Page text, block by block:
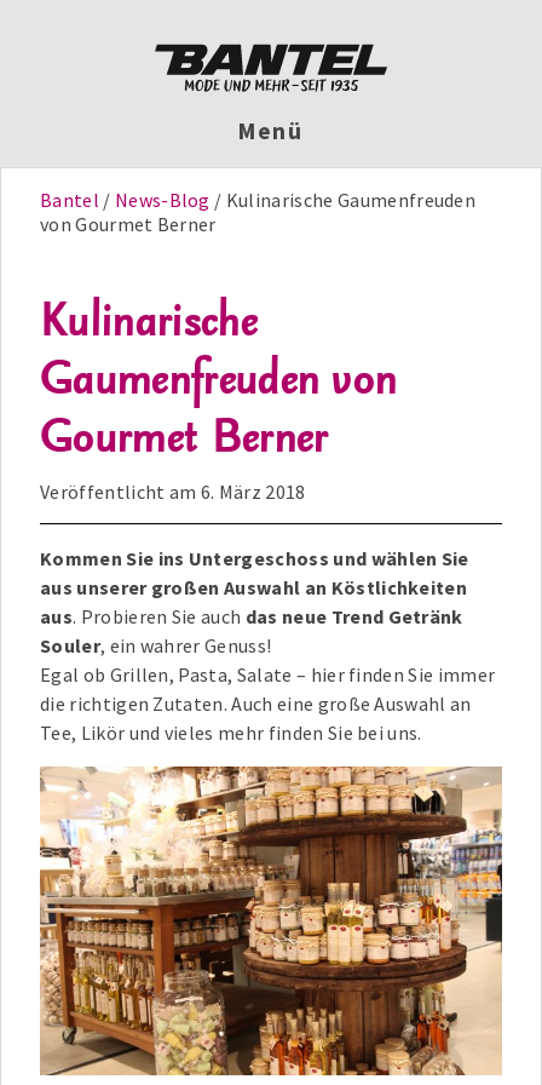
Menü
Bantel News-Blog
Kulinarische Gaumenfreuden
von Gourmet Berner
Kulinarische
Gaumenfreuden von
Gourmet Berner
Veröffentlicht am 6. März 2018
Kommen Sie ins Untergeschoss und wählen Sie
aus unserer großen Auswahl an Köstlichkeiten
aus. Probieren Sie auch das neue Trend Getränk
Souler, ein wahrer Genuss!
Egal ob Grillen, Pasta, Salate – hier finden Sie immer
die richtigen Zutaten. Auch eine große Auswahl an
Tee, Likör und vieles mehr finden Sie bei uns.